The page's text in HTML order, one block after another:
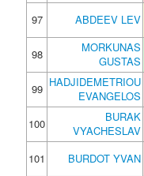
97
ABDEEV LEV
98
MORKUNAS
GUSTAS
99 HADJIDEMETRIOU
EVANGELOS
100
BURAK
VYACHESLAV
101
BURDOT YVAN